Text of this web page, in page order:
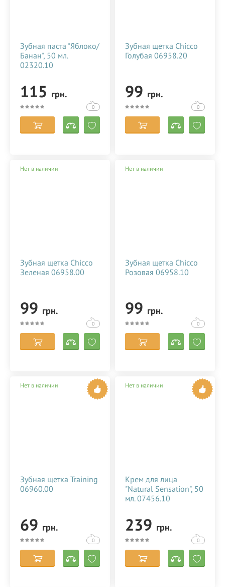
С уважением
Интернет-магазин STEPEN.UA
телефону 050-418-04-04 (есть Viber)
Зубная паста "Яблоко/
Банан", 50 мл.
02320.10
115 грн.
0
Зубная щетка Chicco
Голубая 06958.20
99 грн.
0
Нет в наличии
Зубная щетка Chicco
Зеленая 06958.00
99 грн.
0
Нет в наличии
Зубная щетка Chicco
Розовая 06958.10
99 грн.
0
Нет в наличии
Зубная щетка Training
06960.00
69 грн.
0
Нет в наличии
Крем для лица
"Natural Sensation", 50
мл. 07456.10
239 грн.
0